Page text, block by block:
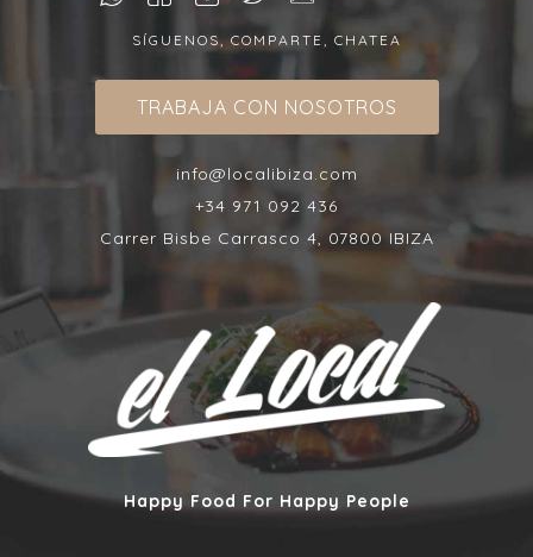
SÍGUENOS, COMPARTE, CHATEA
TRABAJA CON NOSOTROS
info@localibiza.com
+34 971 092 436
Carrer Bisbe Carrasco 4, 07800 IBIZA
Happy Food For Happy People